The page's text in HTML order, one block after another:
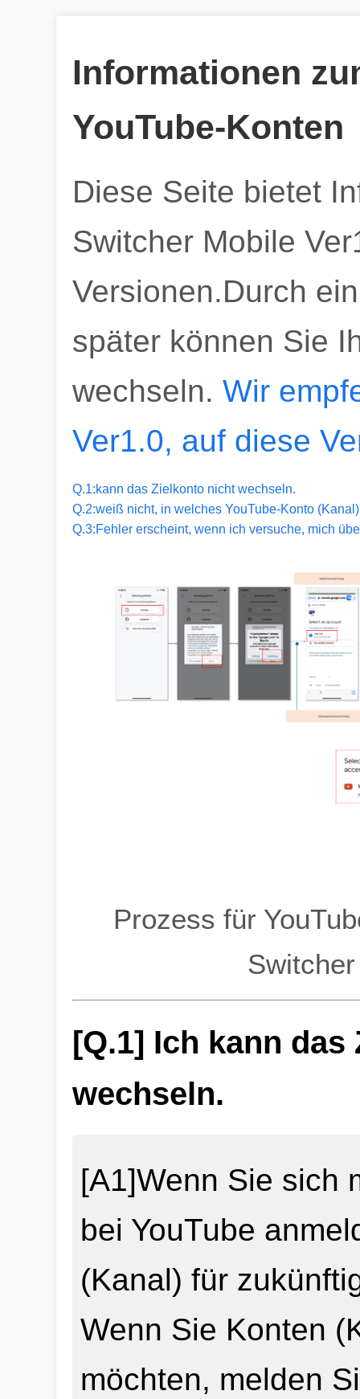
Informationen
YouTube-Konten
Diese Seite bietet
Switcher Mobile
Versionen.Durch
später können Sie
wechseln. Wir
Ver1.0, auf diese
Q.1:kann das Zielkonto nicht wechseln.
Q.2:weiß nicht, in welches YouTube-Konto
Q.3:Fehler erscheint, wenn ich versuche, mich
Prozess für
[Q.1] Ich kann
wechseln.
[A1]Wenn Sie sich
bei YouTube
(Kanal) für
Wenn Sie Konten
möchten, melden